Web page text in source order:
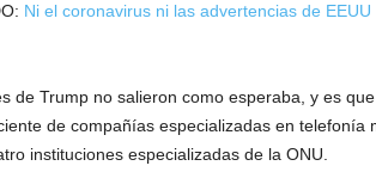
Ni el coronavirus ni las advertencias de
de Trump no salieron como esperaba, y es
de compañías especializadas en telefonía
instituciones especializadas de la ONU.